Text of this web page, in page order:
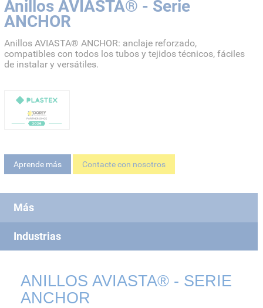
Anillos AVIASTA® - Serie
ANCHOR
Anillos AVIASTA® ANCHOR: anclaje reforzado,
compatibles con todos los tubos y tejidos técnicos, fáciles
de instalar y versátiles.
Aprende más Contacte con nosotros
Más
Industrias
ANILLOS AVIASTA® - SERIE
ANCHOR